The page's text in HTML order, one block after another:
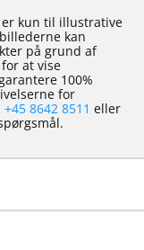
kun til illustrative
kan
på grund af
at vise
100%
for
+45 8642 8511 eller